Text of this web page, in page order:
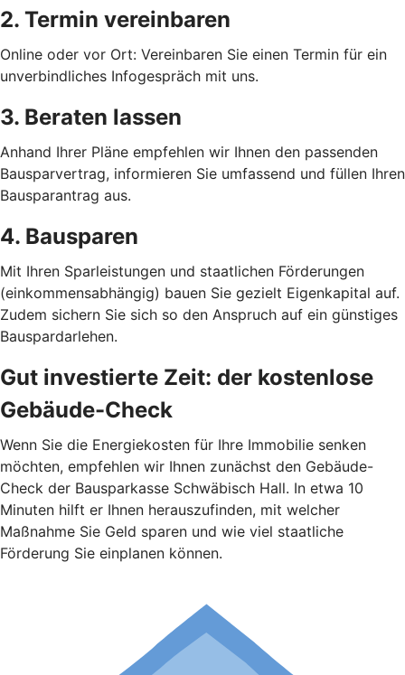
2. Termin vereinbaren
Online oder vor Ort: Vereinbaren Sie einen Termin für ein
unverbindliches Infogespräch mit uns.
3. Beraten lassen
Anhand Ihrer Pläne empfehlen wir Ihnen den passenden
Bausparvertrag, informieren Sie umfassend und füllen Ihren
Bausparantrag aus.
4. Bausparen
Mit Ihren Sparleistungen und staatlichen Förderungen
(einkommensabhängig) bauen Sie gezielt Eigenkapital auf.
Zudem sichern Sie sich so den Anspruch auf ein günstiges
Bauspardarlehen.
Gut investierte Zeit: der kostenlose
Gebäude-Check
Wenn Sie die Energiekosten für Ihre Immobilie senken
möchten, empfehlen wir Ihnen zunächst den Gebäude-
Check der Bausparkasse Schwäbisch Hall. In etwa 10
Minuten hilft er Ihnen herauszufinden, mit welcher
Maßnahme Sie Geld sparen und wie viel staatliche
Förderung Sie einplanen können.